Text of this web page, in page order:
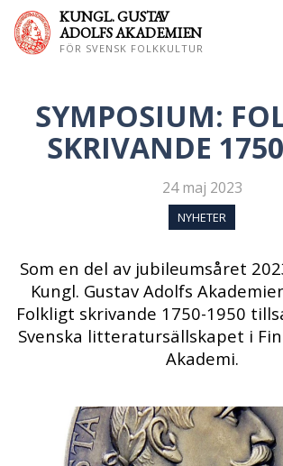
KUNGL. GUSTAV
ADOLFS AKADEMIEN
FÖR SVENSK FOLKKULTUR
SYMPOSIUM:
SKRIVANDE
24 maj 2023
NYHETER
Som en del av jubileumsåret
Kungl. Gustav Adolfs
Folkligt skrivande 1750-1950
Svenska litteratursällskapet i
Akademi.